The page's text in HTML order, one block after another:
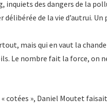
inquiets des dangers de la
de la vie d’autrui. Un
mais qui en vaut la
Le nombre fait la force, on
cotées », Daniel Moutet